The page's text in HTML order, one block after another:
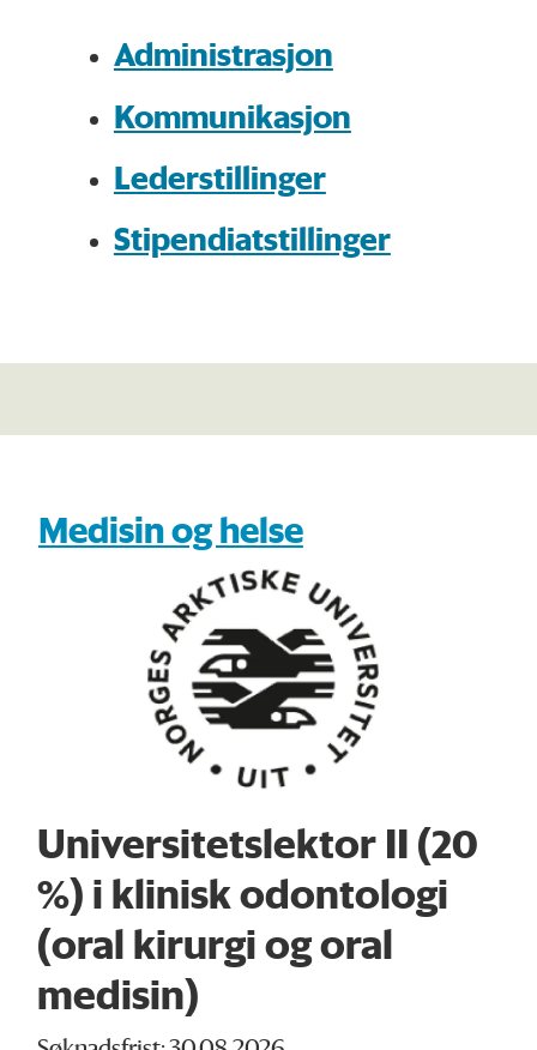
Administrasjon
Kommunikasjon
Lederstillinger
Stipendiatstillinger
Medisin og helse
Universitetslektor II (20
%) i klinisk odontologi
(oral kirurgi og oral
medisin)